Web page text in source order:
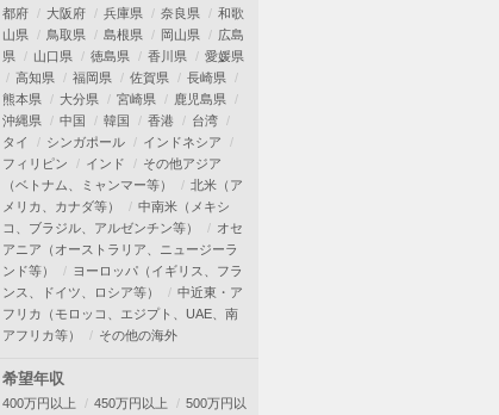
都府
大阪府 兵庫県 奈良県
和歌
山県
鳥取県 島根県 岡山県
広島
県
山口県 徳島県 香川県
愛媛県
高知県
福岡県 佐賀県
長崎県
熊本県
大分県 宮崎県
鹿児島県
沖縄県
中国 韓国 香港
台湾
タイ
シンガポール
インドネシア
フィリピン
インド
その他アジア
（ベトナム、ミャンマー等）
北米（ア
メリカ、カナダ等）
中南米（メキシ
コ、ブラジル、アルゼンチン等）
オセ
アニア（オーストラリア、ニュージーラ
ンド等）
ヨーロッパ（イギリス、フラ
ンス、ドイツ、ロシア等）
中近東・ア
フリカ（モロッコ、エジプト、UAE、南
アフリカ等）
その他の海外
希望年収
400万円以上 450万円以上
500万円以